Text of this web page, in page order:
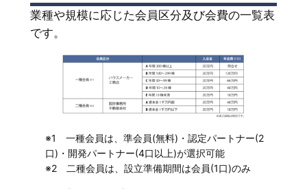
業種や規模に応じた会員区分及び会費の一覧表
です。
※1 一種会員は、準会員(無料)・認定パートナー(2
口)・開発パートナー(4口以上)が選択可能
※2 二種会員は、設立準備期間は会員(1口)のみ